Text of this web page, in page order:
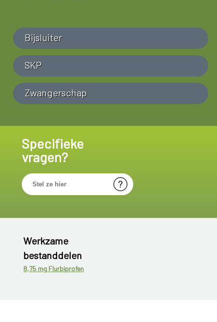
Bijsluiter
SKP
Zwangerschap
Specifieke
vragen?
Werkzame
bestanddelen
8,75 mg Flurbiprofen